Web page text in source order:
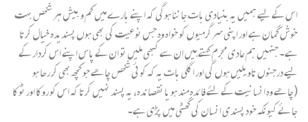
اس کے لیے ہمیں یہ بنیادی بات جاننا ہوگی کہ اپنے بارے میں کم و بیش ہر شخص بہت
خوش گمان ہے اور اپنی سرگرمیوں کو خواہ وہ جس نوعیت کی بھی ہوں پسندیدہ خیال کرتا
ہے۔ جنہیں ہم عادی مجرم کہتے ہیں ان سے کبھی ملیں تو ان کے پاس اپنے اس کردار کے
لیے درجنوں تاویلیں ہوں گی اور اگلی بات یہ کہ کوئی شخص چاھے جو کچھ بھی کر رھا ہو
(چاھے وہ انسانیت کے لئے فائدہ مند ہو یا نقصاندہ، یہ پسند نہیں کرتا کہ اس کو روکا اور ٹوکا
جائے کیونکہ خود پسندی انسان کی گھٹی میں پڑی ہے۔